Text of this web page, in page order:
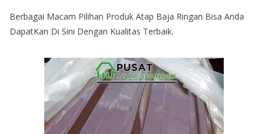
Berbagai Macam Pilihan Produk Atap Baja Ringan Bisa Anda
DapatKan Di Sini Dengan Kualitas Terbaik.